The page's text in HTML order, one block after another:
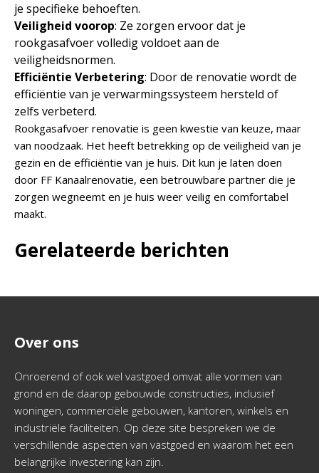
je specifieke behoeften.
Veiligheid voorop: Ze zorgen ervoor dat je
rookgasafvoer volledig voldoet aan de
veiligheidsnormen.
Efficiëntie Verbetering: Door de renovatie wordt de
efficiëntie van je verwarmingssysteem hersteld of
zelfs verbeterd.
Rookgasafvoer renovatie is geen kwestie van keuze, maar
van noodzaak. Het heeft betrekking op de veiligheid van je
gezin en de efficiëntie van je huis. Dit kun je laten doen
door FF Kanaalrenovatie, een betrouwbare partner die je
zorgen wegneemt en je huis weer veilig en comfortabel
maakt.
Gerelateerde berichten
Over ons
Onroerend of ook wel vastgoed omvat alle vormen van
grond en de daarop gebouwde constructies, inclusief
woningen, commerciële gebouwen, kantoren, winkels en
industriële faciliteiten. Op deze site bespreken we de
verschillende aspecten van vastgoed en waarom het een
belangrijke investering kan zijn.